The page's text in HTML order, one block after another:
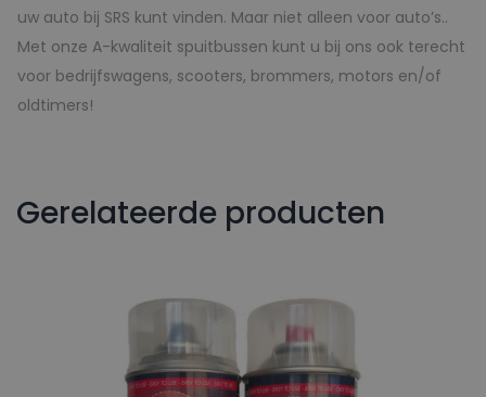
uw auto bij SRS kunt vinden. Maar niet alleen voor auto’s..
Met onze A-kwaliteit spuitbussen kunt u bij ons ook terecht
voor bedrijfswagens, scooters, brommers, motors en/of
oldtimers!
Gerelateerde producten